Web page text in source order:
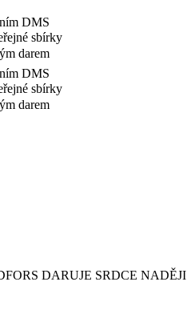
DMS
sbírky
darem
DMS
sbírky
darem
DARUJE SRDCE NADĚJI